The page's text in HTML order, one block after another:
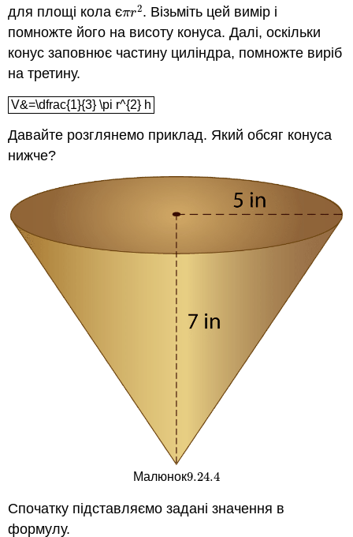
для площі кола єπr2
πr2. Візьміть цей вимір і
помножте його на висоту конуса. Далі, оскільки
конус заповнює частину циліндра, помножте виріб
на третину.
V&=\dfrac{1}{3} \pi r^{2} h
V&=\dfrac{1}{3} \pi r^{2} h
Давайте розглянемо приклад. Який обсяг конуса
нижче?
Малюнок9.24.4
9.24.4
Спочатку підставляємо задані значення в
формулу.